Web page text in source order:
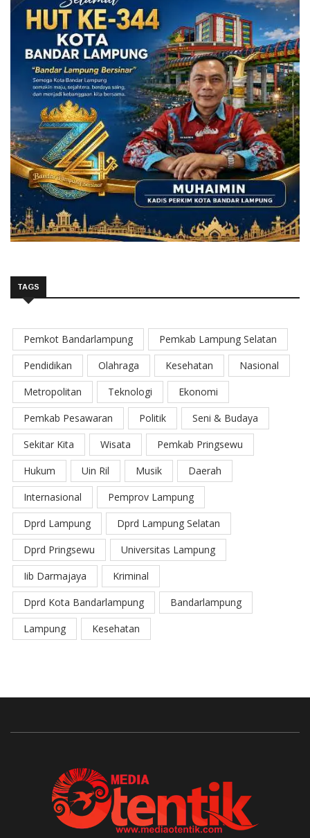
TAGS
Pemkot Bandarlampung
Pemkab Lampung Selatan
Pendidikan
Olahraga Kesehatan
Nasional
Metropolitan
Teknologi
Ekonomi
Pemkab Pesawaran
Politik
Seni & Budaya
Sekitar Kita
Wisata
Pemkab Pringsewu
Hukum
Uin Ril Musik
Daerah
Internasional
Pemprov Lampung
Dprd Lampung
Dprd Lampung Selatan
Dprd Pringsewu
Universitas Lampung
Iib Darmajaya
Kriminal
Dprd Kota Bandarlampung
Bandarlampung
Lampung
Kesehatan